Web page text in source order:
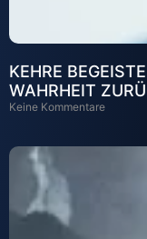
KEHRE
WAHRHEIT
Keine Kommentare